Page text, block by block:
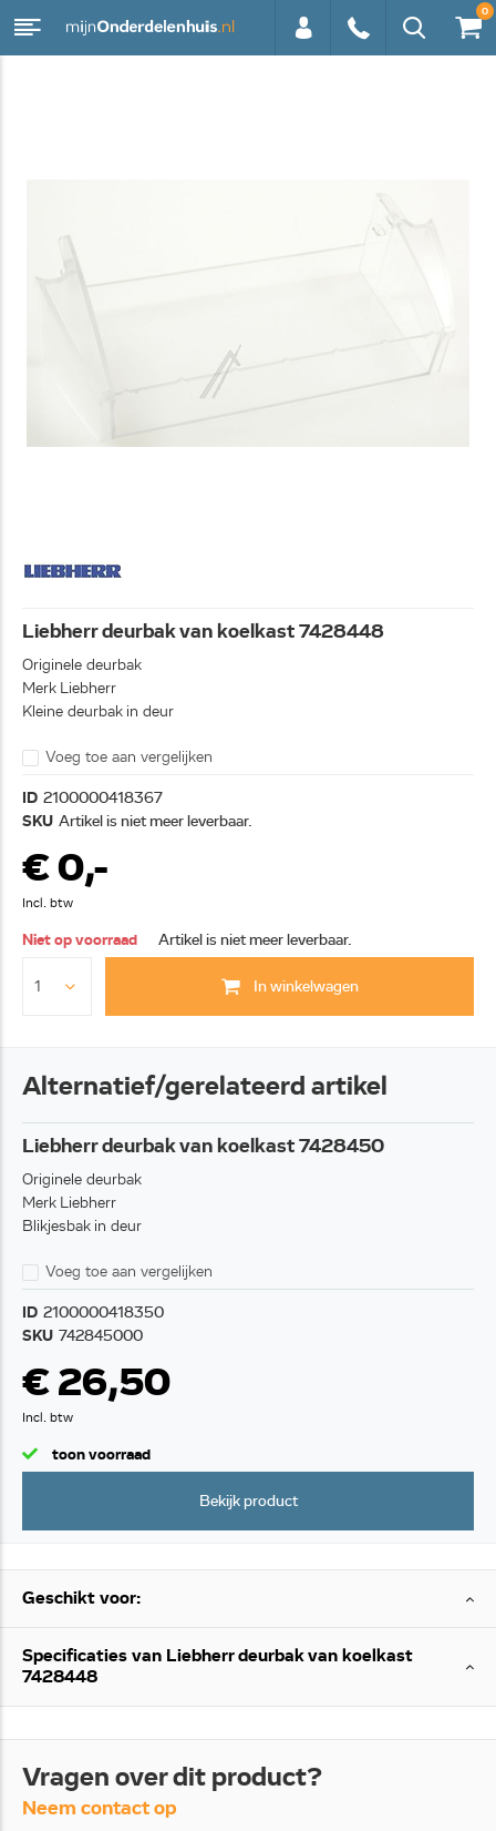
0
Liebherr deurbak van koelkast 7428448
Originele deurbak
Merk Liebherr
Kleine deurbak in deur
Voeg toe aan vergelijken
ID 2100000418367
SKU Artikel is niet meer leverbaar.
€ 0,-
Incl. btw
Niet op voorraad Artikel is niet meer leverbaar.
In winkelwagen
Alternatief/gerelateerd artikel
Liebherr deurbak van koelkast 7428450
Originele deurbak
Merk Liebherr
Blikjesbak in deur
Voeg toe aan vergelijken
ID 2100000418350
SKU 742845000
€ 26,50
Incl. btw
toon voorraad
Bekijk product
Geschikt voor:
Specificaties van Liebherr deurbak van koelkast
7428448
Vragen over dit product?
Neem contact op